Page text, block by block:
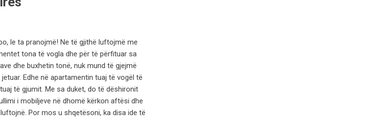
le ta pranojmë! Ne të gjithë luftojmë me
tona të vogla dhe për të përfituar sa
dhe buxhetin tonë, nuk mund të gjejmë
Edhe në apartamentin tuaj të vogël të
të gjumit. Me sa duket, do të dëshironit
i mobiljeve në dhomë kërkon aftësi dhe
Por mos u shqetësoni, ka disa ide të